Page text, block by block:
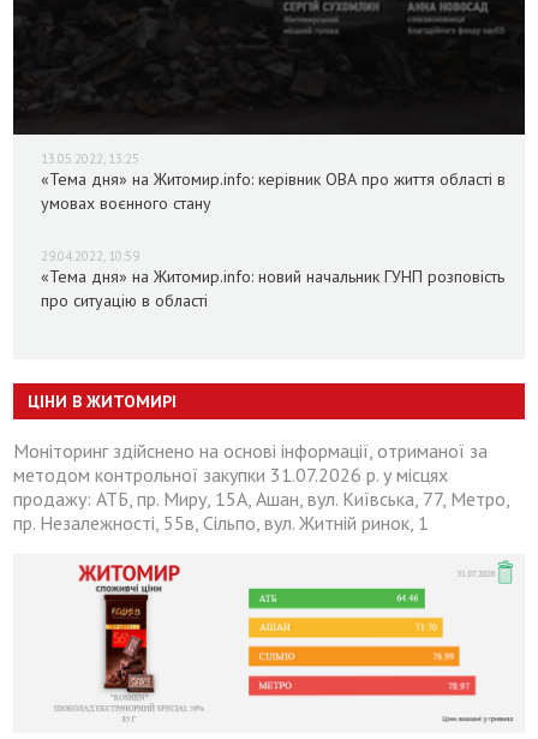
13.05.2022, 13:25
«Тема дня» на Житомир.info: керівник ОВА про життя області в
умовах воєнного стану
29.04.2022, 10:59
«Тема дня» на Житомир.info: новий начальник ГУНП розповість
про ситуацію в області
ЦІНИ В ЖИТОМИРІ
Моніторинг здійснено на основі інформації, отриманої за
методом контрольної закупки 31.07.2026 р. у місцях
продажу: АТБ, пр. Миру, 15А, Ашан, вул. Київська, 77, Метро,
пр. Незалежності, 55в, Сільпо, вул. Житній ринок, 1